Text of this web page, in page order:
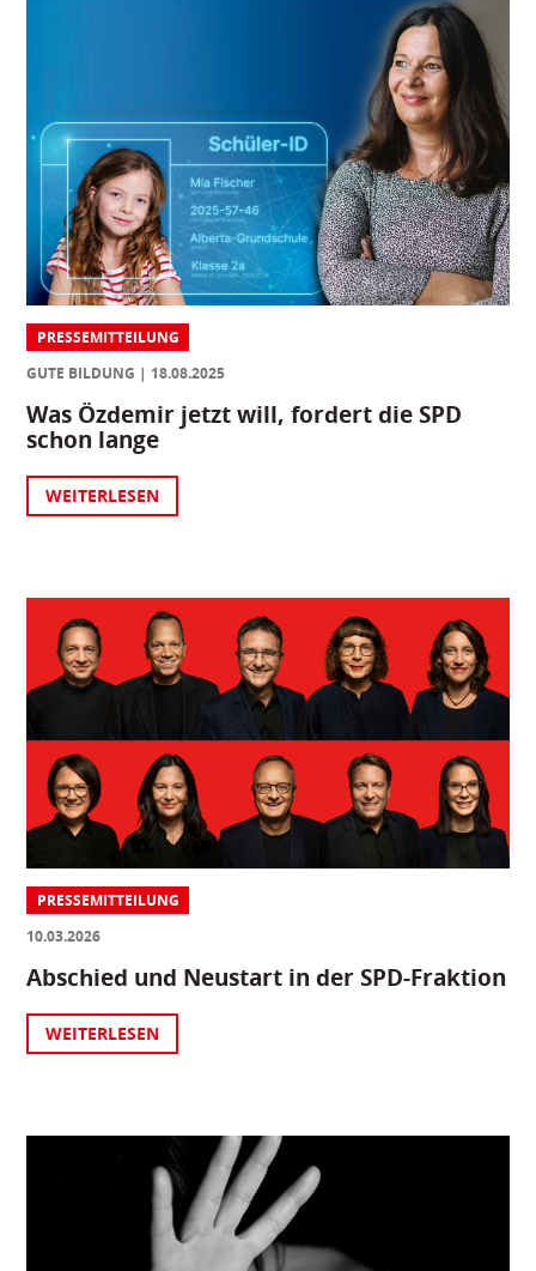
PRESSEMITTEILUNG
GUTE BILDUNG
18.08.2025
Was Özdemir jetzt will, fordert die SPD
schon lange
WEITERLESEN
PRESSEMITTEILUNG
10.03.2026
Abschied und Neustart in der SPD-Fraktion
WEITERLESEN